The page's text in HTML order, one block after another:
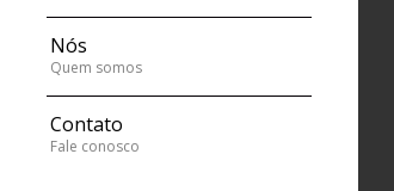
Nós
Quem somos
Contato
Fale conosco